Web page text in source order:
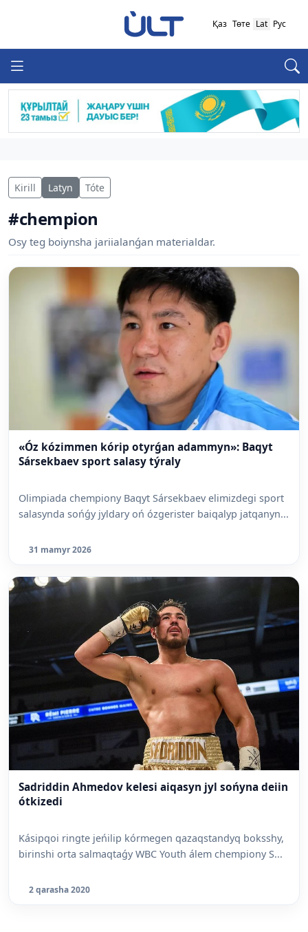
Қаз Төте Lat Рус
Kirill Latyn Tóte
#chempion
Osy teg boiynsha jariialanǵan materialdar.
«Óz kózimmen kórip otyrǵan adammyn»: Baqyt
Sársekbaev sport salasy týraly
Olimpiada chempiony Baqyt Sársekbaev elimizdegi sport
salasynda sońǵy jyldary oń ózgerister baiqalyp jatqanyn...
31 mamyr 2026
Sadriddin Ahmedov kelesi aiqasyn jyl sońyna deiin
ótkizedi
Kásipqoi ringte jeńilip kórmegen qazaqstandyq boksshy,
birinshi orta salmaqtaǵy WBC Youth álem chempiony S...
2 qarasha 2020